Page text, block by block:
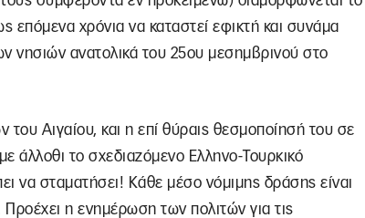
χρόνια να καταστεί εφικτή και συνάμα
ανατολικά του 25ου μεσημβρινού στο
του Αιγαίου, και η επί θύραις θεσμοποίησή του σε
άλλοθι το σχεδιαζόμενο Ελληνο-Τουρκικό
να σταματήσει! Κάθε μέσο νόμιμης δράσης είναι
η ενημέρωση των πολιτών για τις